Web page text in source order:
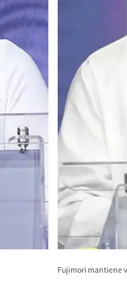
Fujimori mantiene